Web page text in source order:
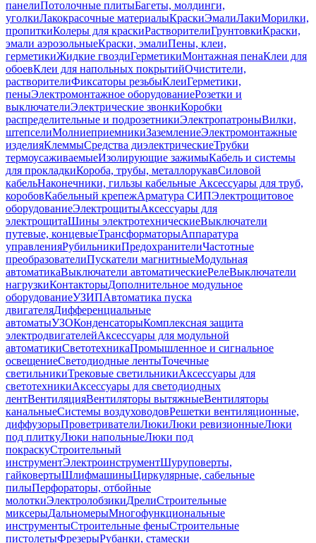
панелиПотолочные плитыБагеты, молдинги,
уголкиЛакокрасочные материалыКраскиЭмалиЛакиМорилки,
пропиткиКолеры для краскиРастворителиГрунтовкиКраски,
эмали аэрозольныеКраски, эмалиПены, клеи,
герметикиЖидкие гвоздиГерметикиМонтажная пенаКлеи для
обоевКлеи для напольных покрытийОчистители,
растворителиФиксаторы резьбыКлеиГерметики,
пеныЭлектромонтажное оборудованиеРозетки и
выключателиЭлектрические звонкиКоробки
распределительные и подрозетникиЭлектропатроныВилки,
штепселиМолниеприемникиЗаземлениеЭлектромонтажные
изделияКлеммыСредства диэлектрическиеТрубки
термоусаживаемыеИзолирующие зажимыКабель и системы
для прокладкиКороба, трубы, металлорукавСиловой
кабельНаконечники, гильзы кабельные Аксессуары для труб,
коробовКабельный крепежАрматура СИПЭлектрощитовое
оборудованиеЭлектрощитыАксессуары для
электрощитаШины электротехническиеВыключатели
путевые, концевыеТрансформаторыАппаратура
управленияРубильникиПредохранителиЧастотные
преобразователиПускатели магнитныеМодульная
автоматикаВыключатели автоматическиеРелеВыключатели
нагрузкиКонтакторыДополнительное модульное
оборудованиеУЗИПАвтоматика пуска
двигателяДифференциальные
автоматыУЗОКонденсаторыКомплексная защита
электродвигателейАксессуары для модульной
автоматикиСветотехникаПромышленное и сигнальное
освещениеСветодиодные лентыТочечные
светильникиТрековые светильникиАксессуары для
светотехникиАксессуары для светодиодных
лентВентиляцияВентиляторы вытяжныеВентиляторы
канальныеСистемы воздуховодовРешетки вентиляционные,
диффузорыПроветривателиЛюкиЛюки ревизионныеЛюки
под плиткуЛюки напольныеЛюки под
покраскуСтроительный
инструментЭлектроинструментШуруповерты,
гайковертыШлифмашиныЦиркулярные, сабельные
пилыПерфораторы, отбойные
молоткиЭлектролобзикиДрелиСтроительные
миксерыДальномерыМногофункциональные
инструментыСтроительные феныСтроительные
пистолетыФрезерыРубанки, стамески